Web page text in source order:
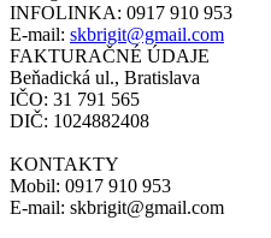
INFOLINKA: 0917 910 953
E-mail: skbrigit@gmail.com
FAKTURAČNÉ ÚDAJE
Beňadická ul., Bratislava
IČO: 31 791 565
DIČ: 1024882408
KONTAKTY
Mobil: 0917 910 953
E-mail: skbrigit@gmail.com